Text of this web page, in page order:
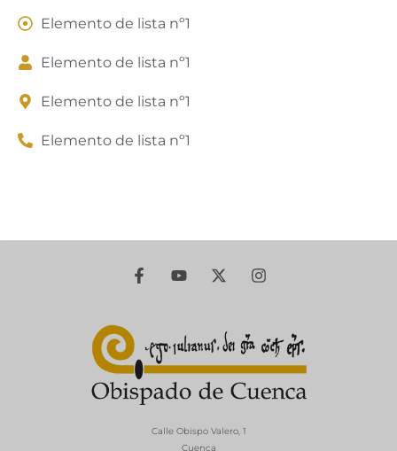
Elemento de lista nº1
Elemento de lista nº1
Elemento de lista nº1
Elemento de lista nº1
Calle Obispo Valero, 1
Cuenca